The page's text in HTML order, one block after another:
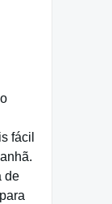
fácil
de